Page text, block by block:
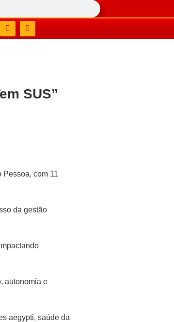
SUS”
Pessoa, com 11
da gestão
autonomia e
aegypti, saúde da